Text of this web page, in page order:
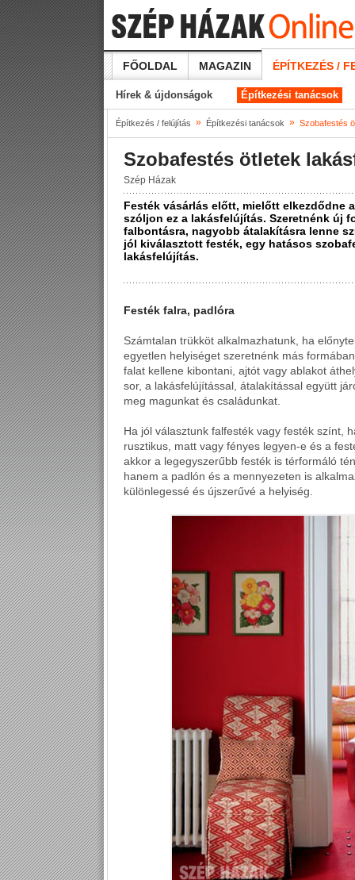
FŐOLDAL MAGAZIN ÉPÍTKEZÉS /
Hírek & újdonságok Építkezési tanácsok
Építkezés / felújítás » Építkezési tanácsok » Szobafestés
Szobafestés ötletek
Szép Házak
Festék vásárlás előtt, mielőtt elkezdődne
szóljon ez a lakásfelújítás. Szeretnénk új
falbontásra, nagyobb átalakításra lenne
jól kiválasztott festék, egy hatásos
lakásfelújítás.
Festék falra, padlóra
Számtalan trükköt alkalmazhatunk, ha
egyetlen helyiséget szeretnénk más
falat kellene kibontani, ajtót vagy ablakot
sor, a lakásfelújítással, átalakítással együtt
meg magunkat és családunkat.
Ha jól választunk falfesték vagy festék színt,
rusztikus, matt vagy fényes legyen-e és a
akkor a legegyszerűbb festék is térformáló
hanem a padlón és a mennyezeten is
különlegessé és újszerűvé a helyiség.